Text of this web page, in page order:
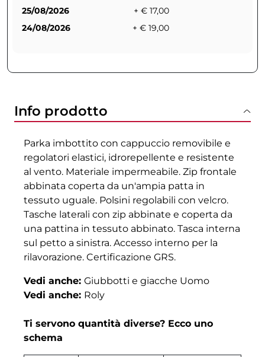
25/08/2026
+ € 17,00
24/08/2026
+ € 19,00
Info prodotto
Parka imbottito con cappuccio removibile e
regolatori elastici, idrorepellente e resistente
al vento. Materiale impermeabile. Zip frontale
abbinata coperta da un'ampia patta in
tessuto uguale. Polsini regolabili con velcro.
Tasche laterali con zip abbinate e coperta da
una pattina in tessuto abbinato. Tasca interna
sul petto a sinistra. Accesso interno per la
rilavorazione. Certificazione GRS.
Vedi anche: Giubbotti e giacche Uomo
Vedi anche: Roly
Ti servono quantità diverse? Ecco uno
schema